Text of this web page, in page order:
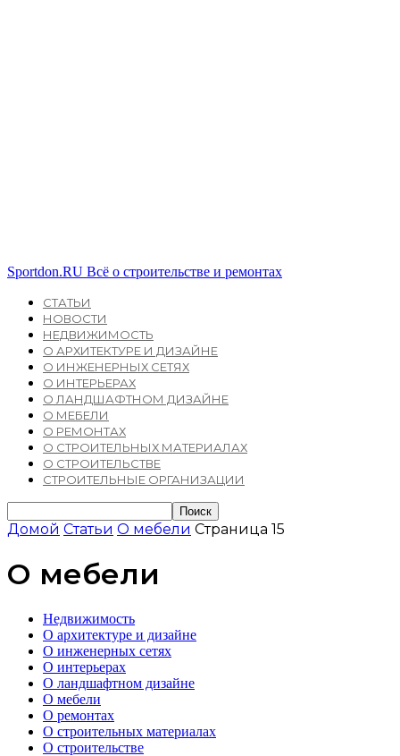
Sportdon.RU Всё о строительстве и ремонтах
СТАТЬИ
НОВОСТИ
НЕДВИЖИМОСТЬ
О АРХИТЕКТУРЕ И ДИЗАЙНЕ
О ИНЖЕНЕРНЫХ СЕТЯХ
О ИНТЕРЬЕРАХ
О ЛАНДШАФТНОМ ДИЗАЙНЕ
О МЕБЕЛИ
О РЕМОНТАХ
О СТРОИТЕЛЬНЫХ МАТЕРИАЛАХ
О СТРОИТЕЛЬСТВЕ
СТРОИТЕЛЬНЫЕ ОРГАНИЗАЦИИ
Домой Статьи О мебели Страница 15
О мебели
Недвижимость
О архитектуре и дизайне
О инженерных сетях
О интерьерах
О ландшафтном дизайне
О мебели
О ремонтах
О строительных материалах
О строительстве